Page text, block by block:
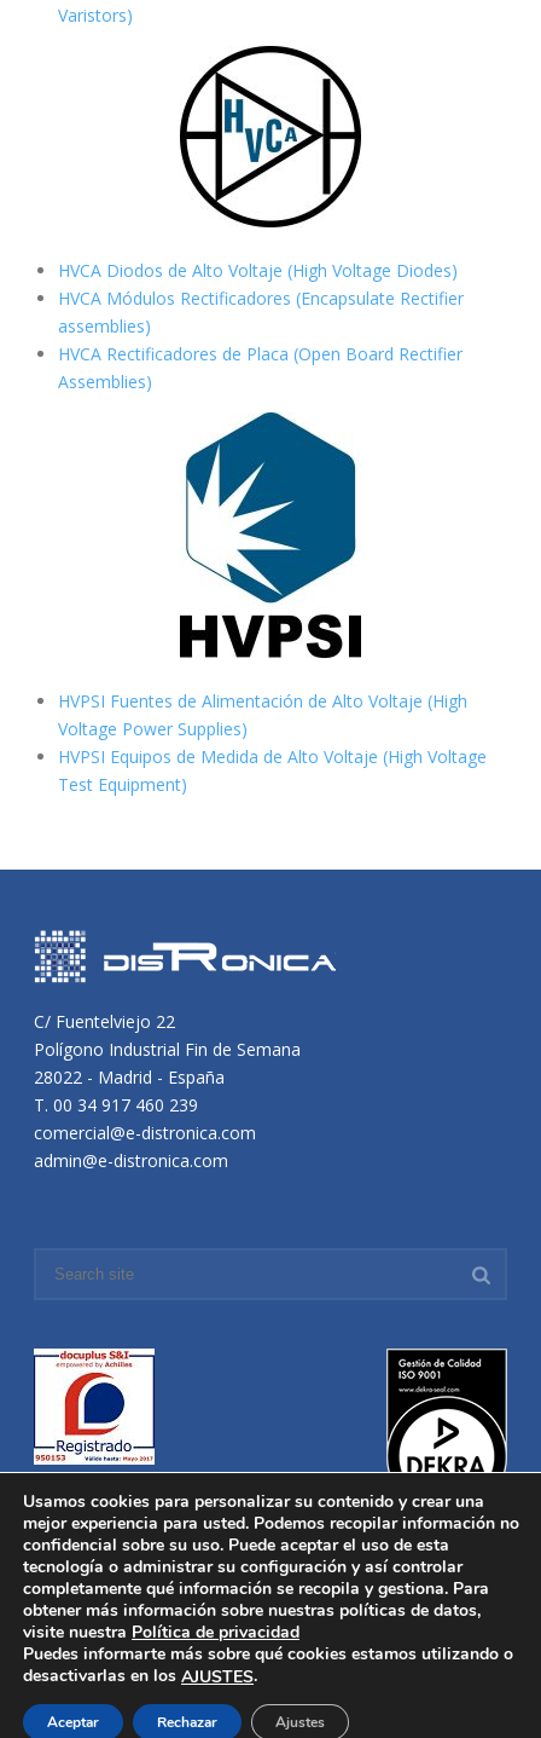
Varistors)
HVCA Diodos de Alto Voltaje (High Voltage Diodes)
HVCA Módulos Rectificadores (Encapsulate Rectifier
assemblies)
HVCA Rectificadores de Placa (Open Board Rectifier
Assemblies)
HVPSI Fuentes de Alimentación de Alto Voltaje (High
Voltage Power Supplies)
HVPSI Equipos de Medida de Alto Voltaje (High Voltage
Test Equipment)
C/ Fuentelviejo 22
Polígono Industrial Fin de Semana
28022 - Madrid - España
T. 00 34 917 460 239
comercial@e-distronica.com
admin@e-distronica.com
Distronica © 2016 Todos los derechos reservados.Aviso legal
Política de privacidad|Política de Cookies
Desarrollado porNucleosoft
Inicio
Quiénes Somos
Distribución
Usamos cookies para personalizar su contenido y crear una
mejor experiencia para usted. Podemos recopilar información no
confidencial sobre su uso. Puede aceptar el uso de esta
tecnología o administrar su configuración y así controlar
completamente qué información se recopila y gestiona. Para
obtener más información sobre nuestras políticas de datos,
visite nuestra Política de privacidad
Puedes informarte más sobre qué cookies estamos utilizando o
desactivarlas en los AJUSTES.
Aceptar Rechazar Ajustes